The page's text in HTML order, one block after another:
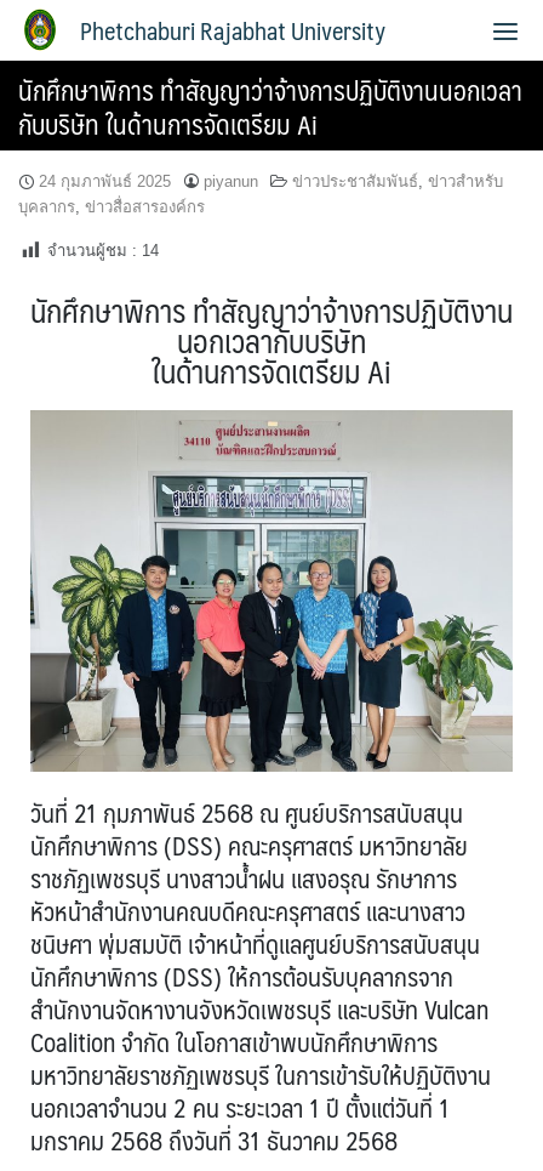
Phetchaburi Rajabhat University
นักศึกษาพิการ ทำสัญญาว่าจ้างการปฏิบัติงานนอกเวลา
กับบริษัท ในด้านการจัดเตรียม Ai
24 กุมภาพันธ์ 2025 piyanun ข่าวประชาสัมพันธ์, ข่าวสำหรับ
บุคลากร, ข่าวสื่อสารองค์กร
จำนวนผู้ชม : 14
นักศึกษาพิการ ทำสัญญาว่าจ้างการปฏิบัติงาน
นอกเวลากับบริษัท
ในด้านการจัดเตรียม Ai
วันที่ 21 กุมภาพันธ์ 2568 ณ ศูนย์บริการสนับสนุน
นักศึกษาพิการ (DSS) คณะครุศาสตร์ มหาวิทยาลัย
ราชภัฏเพชรบุรี นางสาวน้ำฝน แสงอรุณ รักษาการ
หัวหน้าสำนักงานคณบดีคณะครุศาสตร์ และนางสาว
ชนิษศา พุ่มสมบัติ เจ้าหน้าที่ดูแลศูนย์บริการสนับสนุน
นักศึกษาพิการ (DSS) ให้การต้อนรับบุคลากรจาก
สำนักงานจัดหางานจังหวัดเพชรบุรี และบริษัท Vulcan
Coalition จำกัด ในโอกาสเข้าพบนักศึกษาพิการ
มหาวิทยาลัยราชภัฏเพชรบุรี ในการเข้ารับให้ปฏิบัติงาน
นอกเวลาจำนวน 2 คน ระยะเวลา 1 ปี ตั้งแต่วันที่ 1
มกราคม 2568 ถึงวันที่ 31 ธันวาคม 2568